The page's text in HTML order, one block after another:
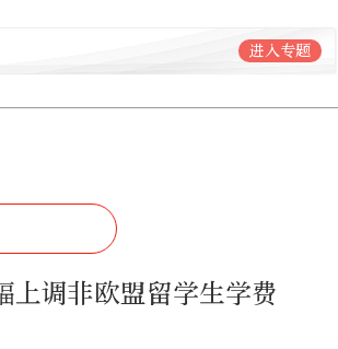
进入专题
调非欧盟留学生学费